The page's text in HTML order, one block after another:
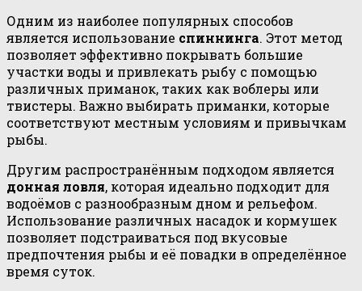
Одним из наиболее популярных способов
является использование спиннинга. Этот метод
позволяет эффективно покрывать большие
участки воды и привлекать рыбу с помощью
различных приманок, таких как воблеры или
твистеры. Важно выбирать приманки, которые
соответствуют местным условиям и привычкам
рыбы.
Другим распространённым подходом является
донная ловля, которая идеально подходит для
водоёмов с разнообразным дном и рельефом.
Использование различных насадок и кормушек
позволяет подстраиваться под вкусовые
предпочтения рыбы и её повадки в определённое
время суток.